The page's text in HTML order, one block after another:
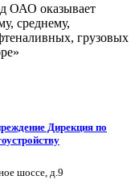
ОАО оказывает
среднему,
грузовых
Дирекция по
шоссе, д.9